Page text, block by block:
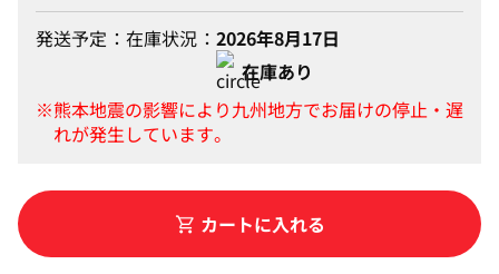
発送予定
在庫状況
2026年8月17日
在庫あり
カートに入れる